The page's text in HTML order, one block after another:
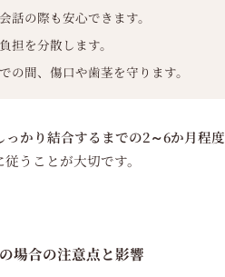
話の際も安心できます。
担を分散します。
の間、傷口や歯茎を守ります。
っかり結合するまでの2～6か月程度
うことが大切です。
場合の注意点と影響